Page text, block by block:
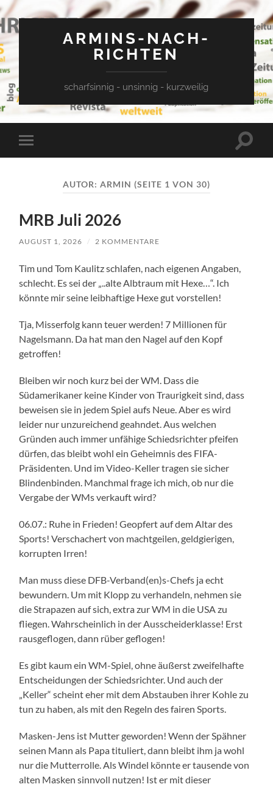
ARMINS-NACH-
RICHTEN
scharfsinnig - unsinnig - kurzweilig
Mobile-
Menü
AUTOR: ARMIN (SEITE 1 VON 30)
MRB Juli 2026
AUGUST 1, 2026 / 2 KOMMENTARE
Tim und Tom Kaulitz schlafen, nach eigenen Angaben,
schlecht. Es sei der „..alte Albtraum mit Hexe…“. Ich
könnte mir seine leibhaftige Hexe gut vorstellen!
Tja, Misserfolg kann teuer werden! 7 Millionen für
Nagelsmann. Da hat man den Nagel auf den Kopf
getroffen!
Bleiben wir noch kurz bei der WM. Dass die
Südamerikaner keine Kinder von Traurigkeit sind, dass
beweisen sie in jedem Spiel aufs Neue. Aber es wird
leider nur unzureichend geahndet. Aus welchen
Gründen auch immer unfähige Schiedsrichter pfeifen
dürfen, das bleibt wohl ein Geheimnis des FIFA-
Präsidenten. Und im Video-Keller tragen sie sicher
Blindenbinden. Manchmal frage ich mich, ob nur die
Vergabe der WMs verkauft wird?
06.07.: Ruhe in Frieden! Geopfert auf dem Altar des
Sports! Verschachert von machtgeilen, geldgierigen,
korrupten Irren!
Man muss diese DFB-Verband(en)s-Chefs ja echt
bewundern. Um mit Klopp zu verhandeln, nehmen sie
die Strapazen auf sich, extra zur WM in die USA zu
fliegen. Wahrscheinlich in der Ausscheiderklasse! Erst
rausgeflogen, dann rüber geflogen!
Es gibt kaum ein WM-Spiel, ohne äußerst zweifelhafte
Entscheidungen der Schiedsrichter. Und auch der
„Keller“ scheint eher mit dem Abstauben ihrer Kohle zu
tun zu haben, als mit den Regeln des fairen Sports.
Masken-Jens ist Mutter geworden! Wenn der Spähner
seinen Mann als Papa tituliert, dann bleibt ihm ja wohl
nur die Mutterrolle. Als Windel könnte er tausende von
alten Masken sinnvoll nutzen! Ist er mit dieser